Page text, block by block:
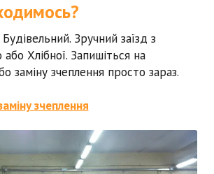
Зручний заїзд з
Хлібної. Запишіться на
заміну зчеплення просто зараз.
зчеплення